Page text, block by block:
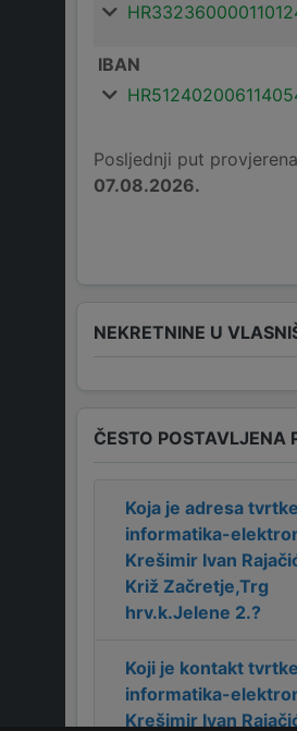
IBAN
Posljednji put
07.08.2026.
NEKRETNINE U
ČESTO POSTAVLJENA
Koja je adresa tvrtke
informatika-
Krešimir Ivan
Križ Začretje,Trg
hrv.k.Jelene 2.?
Koji je kontakt tvrtke
informatika-
Krešimir Ivan